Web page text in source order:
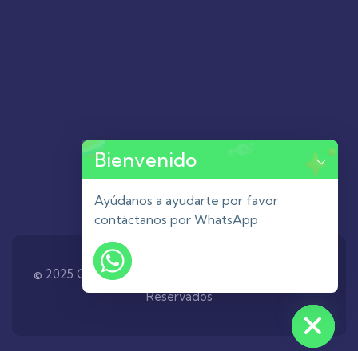
© 2025 Cirugias La Nacional C.A, todos los derechos
Reservados
Hide chaty
Bienvenido
Ayúdanos a ayudarte por favor
contáctanos por WhatsApp